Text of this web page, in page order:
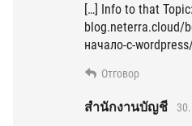
[…] Info to that Topic:
blog.neterra.cloud/
начало-с-
Отговор
สํานักงานบัญชี